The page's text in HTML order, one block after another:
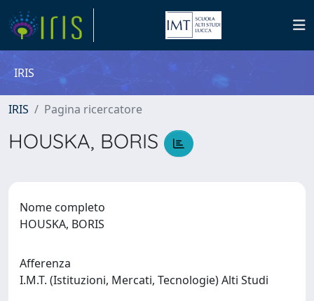
IRIS
IRIS Pagina ricercatore
HOUSKA, BORIS
Nome completo
HOUSKA, BORIS
Afferenza
I.M.T. (Istituzioni, Mercati, Tecnologie) Alti Studi